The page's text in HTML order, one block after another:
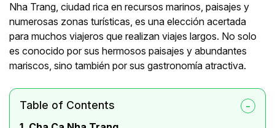
Nha Trang, ciudad rica en recursos marinos, paisajes y
numerosas zonas turísticas, es una elección acertada
para muchos viajeros que realizan viajes largos. No solo
es conocido por sus hermosos paisajes y abundantes
mariscos, sino también por sus gastronomía atractiva.
Table of Contents